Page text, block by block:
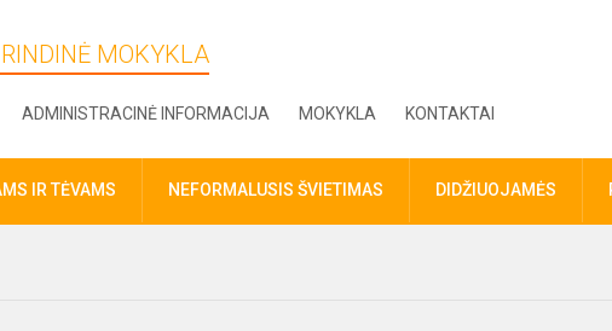
MOKYKLA
ADMINISTRACINĖ INFORMACIJA MOKYKLA KONTAKTAI
IR TĖVAMS NEFORMALUSIS ŠVIETIMAS DIDŽIUOJAMĖS